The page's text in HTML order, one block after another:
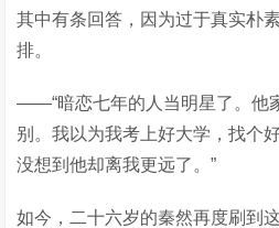
其中有条回答，因为过于真实朴
排。
——“暗恋七年的人当明星了。他
别。我以为我考上好大学，找个
没想到他却离我更远了。”
如今，二十六岁的秦然再度刷到